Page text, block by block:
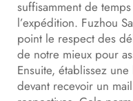
suffisamment de
l’expédition. Fuzhou
point le respect des
de notre mieux pour
Ensuite, établissez
devant recevoir un